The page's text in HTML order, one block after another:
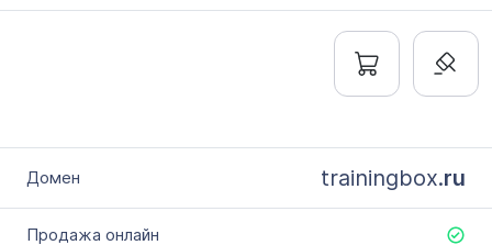
trainingbox.ru